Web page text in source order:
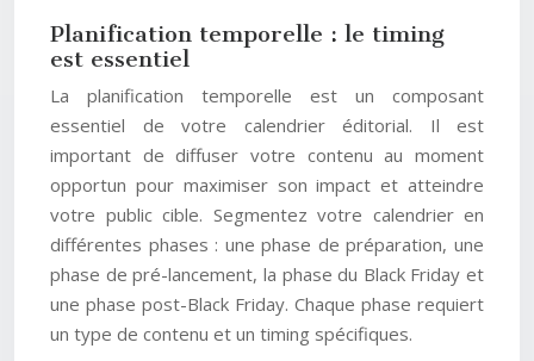
Planification temporelle : le timing
est essentiel
La planification temporelle est un composant
essentiel de votre calendrier éditorial. Il est
important de diffuser votre contenu au moment
opportun pour maximiser son impact et atteindre
votre public cible. Segmentez votre calendrier en
différentes phases : une phase de préparation, une
phase de pré-lancement, la phase du Black Friday et
une phase post-Black Friday. Chaque phase requiert
un type de contenu et un timing spécifiques.